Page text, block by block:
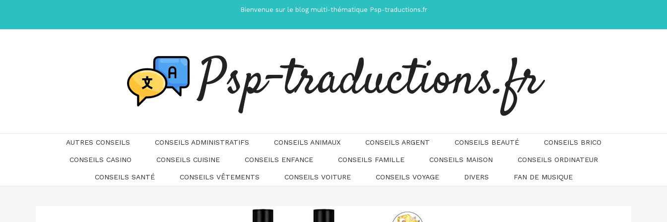
contenu
Bienvenue sur le blog multi-thématique Psp-traductions.fr
Psp-traductions.fr
AUTRES CONSEILS CONSEILS ADMINISTRATIFS CONSEILS ANIMAUX CONSEILS ARGENT CONSEILS BEAUTÉ CONSEILS BRICO
CONSEILS CASINO CONSEILS CUISINE CONSEILS ENFANCE CONSEILS FAMILLE CONSEILS MAISON CONSEILS ORDINATEUR
CONSEILS SANTÉ CONSEILS VÊTEMENTS CONSEILS VOITURE CONSEILS VOYAGE DIVERS FAN DE MUSIQUE
Automatically
Hierarchic